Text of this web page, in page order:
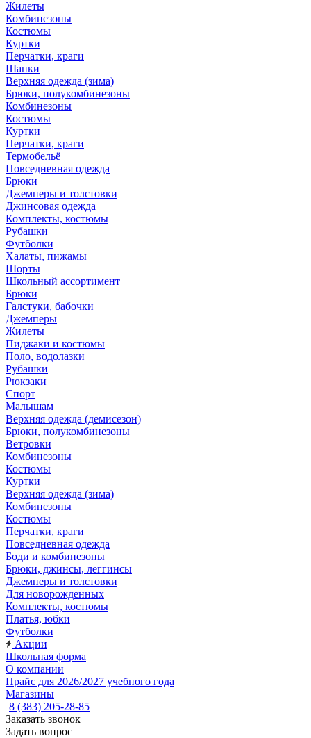
Жилеты
Комбинезоны
Костюмы
Куртки
Перчатки, краги
Шапки
Верхняя одежда (зима)
Брюки, полукомбинезоны
Комбинезоны
Костюмы
Куртки
Перчатки, краги
Термобельё
Повседневная одежда
Брюки
Джемперы и толстовки
Джинсовая одежда
Комплекты, костюмы
Рубашки
Футболки
Халаты, пижамы
Шорты
Школьный ассортимент
Брюки
Галстуки, бабочки
Джемперы
Жилеты
Пиджаки и костюмы
Поло, водолазки
Рубашки
Рюкзаки
Спорт
Малышам
Верхняя одежда (демисезон)
Брюки, полукомбинезоны
Ветровки
Комбинезоны
Костюмы
Куртки
Верхняя одежда (зима)
Комбинезоны
Костюмы
Перчатки, краги
Повседневная одежда
Боди и комбинезоны
Брюки, джинсы, леггинсы
Джемперы и толстовки
Для новорожденных
Комплекты, костюмы
Платья, юбки
Футболки
Акции
Школьная форма
О компании
Прайс для 2026/2027 учебного года
Магазины
8 (383) 205-28-85
Заказать звонок
Задать вопрос